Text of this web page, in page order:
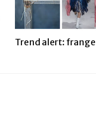
Trend alert: frange